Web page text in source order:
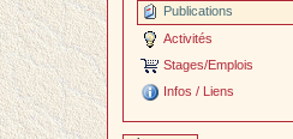
Publications
Activités
Stages/Emplois
Infos / Liens